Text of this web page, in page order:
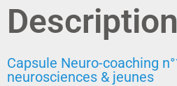
Capsule Neuro-coaching
neurosciences & jeunes